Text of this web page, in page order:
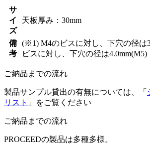
サ
イ
ズ
天板厚み：30mm
備
考
(※1) M4のビスに対し、下穴の径は
ビスに対し、下穴の径は4.0mm(M5)
ご納品までの流れ
製品サンプル貸出の有無については、「
リスト 」をご覧ください
ご納品までの流れ
PROCEEDの製品は多種多様。